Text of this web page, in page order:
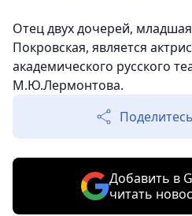
Отец двух дочерей,
Покровская, является
академического русского
М.Ю.Лермонтова.
Добавить в
читать